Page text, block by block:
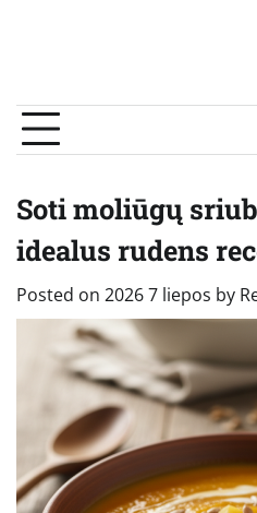
Soti moliūgų
idealus rudens
Posted on 2026 7 liepos by